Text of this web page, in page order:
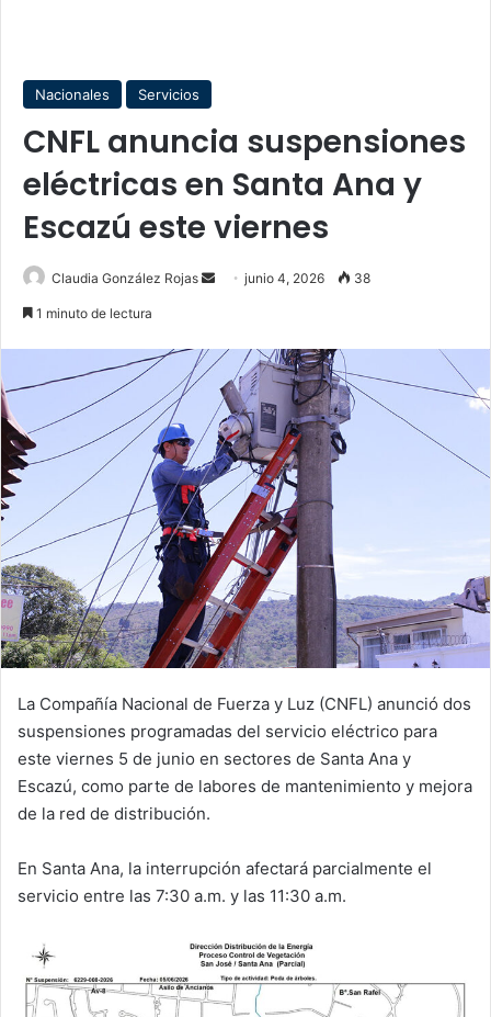
Nacionales Servicios
CNFL anuncia suspensiones
eléctricas en Santa Ana y
Escazú este viernes
Claudia González Rojas
Sendjunio 4, 2026 38
1 minuto de lectura
La Compañía Nacional de Fuerza y Luz (CNFL) anunció dos
suspensiones programadas del servicio eléctrico para
este viernes 5 de junio en sectores de Santa Ana y
Escazú, como parte de labores de mantenimiento y mejora
de la red de distribución.
En Santa Ana, la interrupción afectará parcialmente el
servicio entre las 7:30 a.m. y las 11:30 a.m.